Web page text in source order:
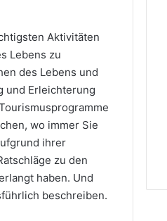
Aktivitäten
Lebens zu
des Lebens und
und Erleichterung
wo immer Sie
ihrer
zu den
haben. Und
beschreiben.